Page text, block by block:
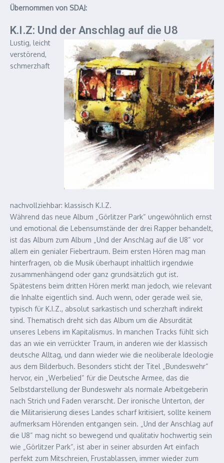
Übernommen von SDAJ:
K.I.Z: Und der Anschlag auf die U8
Lustig, leicht
verstörend,
schmerzhaft
nachvollziehbar: klassisch K.I.Z.
Während das neue Album „Görlitzer Park“ ungewöhnlich ernst
und emotional die Lebensumstände der drei Rapper behandelt,
ist das Album zum Album „Und der Anschlag auf die U8“ vor
allem ein genialer Fiebertraum. Beim ersten Hören mag man
hinterfragen, ob die Musik überhaupt inhaltlich irgendwie
zusammenhängend oder ganz grundsätzlich gut ist.
Spätestens beim dritten Hören merkt man jedoch, wie relevant
die Inhalte eigentlich sind. Auch wenn, oder gerade weil sie,
typisch für K.I.Z., absolut sarkastisch und scherzhaft indirekt
sind. Thematisch dreht sich das Album um die Absurdität
unseres Lebens im Kapitalismus. In manchen Tracks fühlt sich
das an wie ein verrückter Traum, in anderen wie der klassisch
deutsche Alltag, und dann wieder wie die neoliberale Ideologie
aus dem Bilderbuch. Besonders sticht der Titel „Bundeswehr“
hervor, ein „Werbelied“ für die Deutsche Armee, das die
Selbstdarstellung der Bundeswehr als normale Arbeitgeberin
nach Strich und Faden verarscht. Der ironische Unterton, der
die Militarisierung dieses Landes scharf kritisiert, sollte keinem
aufmerksam Hörenden entgangen sein. „Und der Anschlag auf
die U8“ mag nicht so bewegend und qualitativ hochwertig sein
wie „Görlitzer Park“, ist aber in seiner absurden Art einfach
perfekt zum Mitschreien, Frustablassen, immer wieder zum